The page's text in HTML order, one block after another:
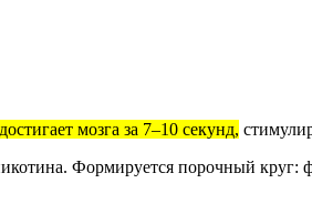
мозга за 7–10 секунд,
Формируется порочный круг: